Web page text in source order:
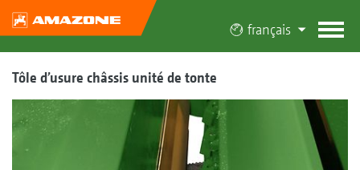
français
Tôle d’usure châssis unité de tonte